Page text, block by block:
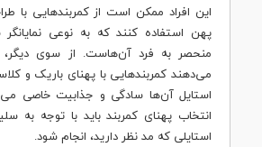
این افراد ممکن است از کمربندهایی با
پهن استفاده کنند که به نوعی
منحصر به فرد آن‌هاست. از سوی دیگر،
می‌دهند کمربندهایی با پهنای باریک و
استایل آن‌ها سادگی و جذابیت خاصی
انتخاب پهنای کمربند باید با توجه به
استایلی که مد نظر دارید، انجام شود.